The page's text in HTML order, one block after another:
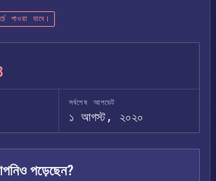
পাওয়া যাবে।
সর্বশেষ আপডেট
১ আগস্ট, ২০২০
পড়েছেন?